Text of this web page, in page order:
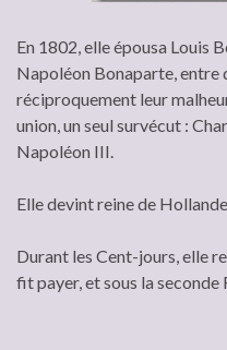
En 1802, elle épousa Louis
Napoléon Bonaparte, entre
réciproquement leur
union, un seul survécut :
Napoléon III.
Elle devint reine de
Durant les Cent-jours, elle
fit payer, et sous la seconde